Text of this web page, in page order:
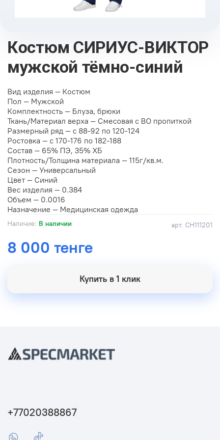
арт. СН111201
Наличие: В наличии
Костюм СИРИУС-ВИКТОР
мужской тёмно-синий
8 000 тенге
Купить в 1 клик
Вид изделия — Костюм
Пол — Мужской
Комплектность — Блуза, брюки
Ткань/Материал верха — Смесовая с ВО пропиткой
Размерный ряд — с 88-92 по 120-124
Ростовка — с 170-176 по 182-188
Состав — 65% ПЭ, 35% ХБ
Плотность/Толщина материала — 115г/кв.м.
Сезон — Универсальный
Цвет — Синий
Вес изделия — 0.384
Объем — 0.0016
Назначение — Медицинская одежда
+77020388867